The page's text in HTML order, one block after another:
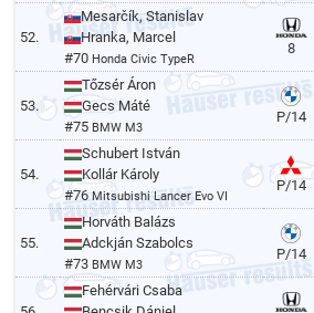
52.
Mesarčík, Stanislav
Hranka, Marcel
#70 Honda Civic TypeR
8
53.
Tőzsér Áron
Gecs Máté
#75 BMW M3
P/14
54.
Schubert István
Kollár Károly
#76Mitsubishi Lancer Evo VI
P/14
55.
Horváth Balázs
Adckján Szabolcs
#73 BMW M3
P/14
Fehérvári Csaba